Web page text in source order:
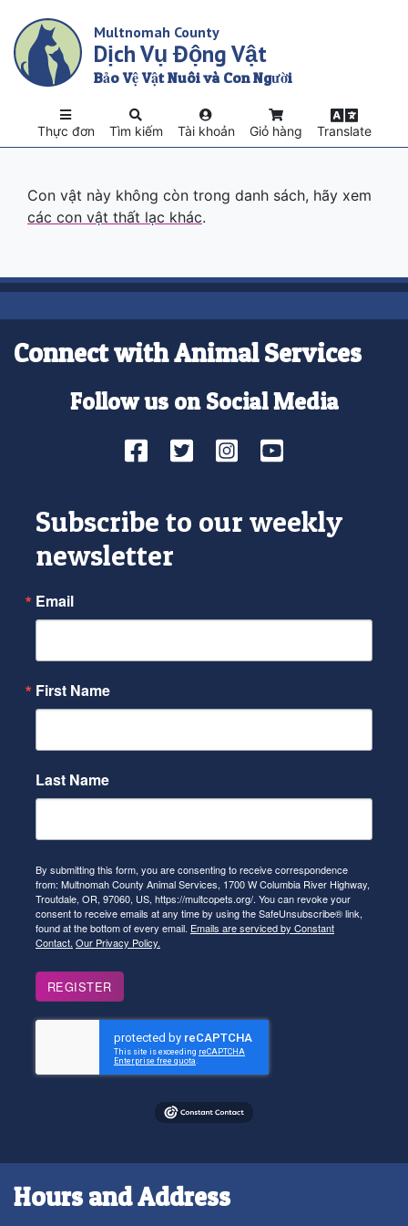
main
content
Multnomah County
Dịch Vụ Động Vật
Bảo Vệ Vật Nuôi và Con Người
Tìm kiếm Tài khoản Giỏ hàng Translate
Thực đơn
Con vật này không còn trong danh sách, hãy xem
các con vật thất lạc khác.
Connect with Animal Services
Follow us on Social Media
Facebook
TwitterInstagram
YouTube
Subscribe to our weekly
newsletter
Email
First Name
Last Name
By submitting this form, you are consenting to receive correspondence
from: Multnomah County Animal Services, 1700 W Columbia River Highway,
Troutdale, OR, 97060, US, https://multcopets.org/. You can revoke your
consent to receive emails at any time by using the SafeUnsubscribe® link,
found at the bottom of every email. Emails are serviced by Constant
Contact. Our Privacy Policy.
REGISTER
Hours and Address